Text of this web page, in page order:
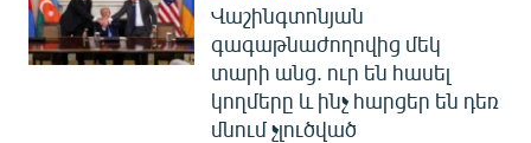
Վաշինգտոնյան
գագաթնաժողովից մեկ
տարի անց. ուր են հասել
կողմերը և ինչ հարցեր են դեռ
մնում չլուծված